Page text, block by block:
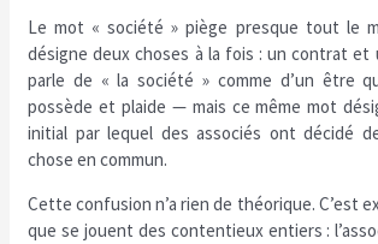
Le mot « société » piège presque tout le
désigne deux choses à la fois : un contrat et
parle de « la société » comme d’un être
possède et plaide — mais ce même mot
initial par lequel des associés ont décidé
chose en commun.
Cette confusion n’a rien de théorique. C’est
que se jouent des contentieux entiers :